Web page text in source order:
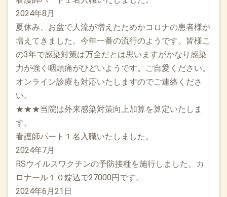
2024年8月
夏休み、お盆で人流が増えたためかコロナの患者様が
増えてきました。今年一番の流行のようです。皆様こ
の3年で感染対策は万全だとは思いますがかなり感染
力が強く咽頭痛がひどいようです。ご自愛ください。
オンライン診療も対応いたしますのでご連絡くださ
い。
★★★当院は外来感染対策向上加算を算定いたしま
す。
看護師パート１名入職いたしました。
2024年7月
RSウイルスワクチンの予防接種を施行しました。カ
ロナール１０錠込で27000円です。
2024年6月21日